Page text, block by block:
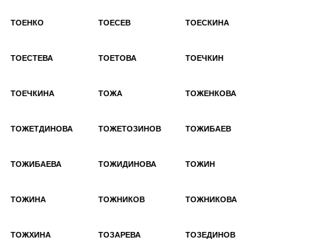
ТОЕНКО ТОЕСЕВ ТОЕСКИНА
ТОЕСТЕВА ТОЕТОВА ТОЕЧКИН
ТОЕЧКИНА ТОЖА ТОЖЕНКОВА
ТОЖЕТДИНОВА ТОЖЕТОЗИНОВ ТОЖИБАЕВ
ТОЖИБАЕВА ТОЖИДИНОВА ТОЖИН
ТОЖИНА ТОЖНИКОВ ТОЖНИКОВА
ТОЖХИНА ТОЗАРЕВА ТОЗЕДИНОВ